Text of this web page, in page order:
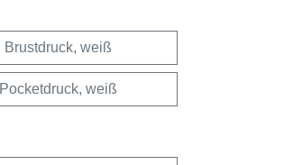
Brustdruck, weiß
Pocketdruck, weiß